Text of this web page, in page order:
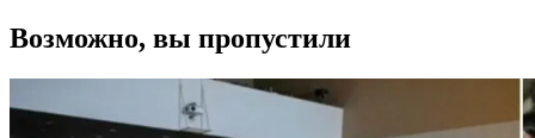
Возможно, вы пропустили